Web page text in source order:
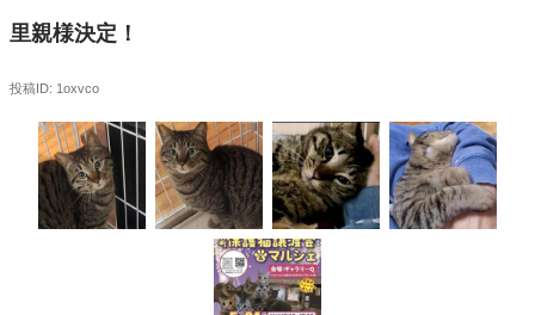
里親様決定！
投稿ID: 1oxvco